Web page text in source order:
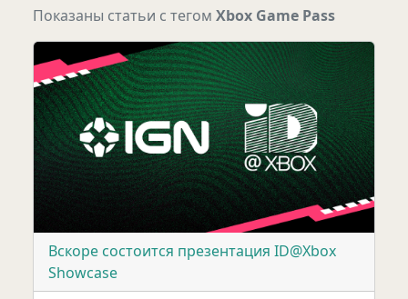
Показаны статьи с тегом Xbox Game Pass
Вскоре состоится презентация ID@Xbox
Showcase